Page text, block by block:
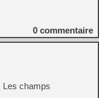
0 commentaire
Les champs